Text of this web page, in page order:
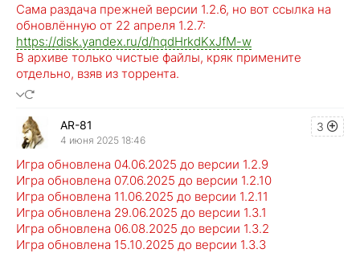
Сама раздача прежней версии 1.2.6, но вот ссылка на
обновлённую от 22 апреля 1.2.7:
https://disk.yandex.ru/d/hqdHrkdKxJfM-w
В архиве только чистые файлы, кряк примените
отдельно, взяв из торрента.
3
AR-81
4 июня 2025 18:46
Игра обновлена 04.06.2025 до версии 1.2.9
Игра обновлена 07.06.2025 до версии 1.2.10
Игра обновлена 11.06.2025 до версии 1.2.11
Игра обновлена 29.06.2025 до версии 1.3.1
Игра обновлена 06.08.2025 до версии 1.3.2
Игра обновлена 15.10.2025 до версии 1.3.3